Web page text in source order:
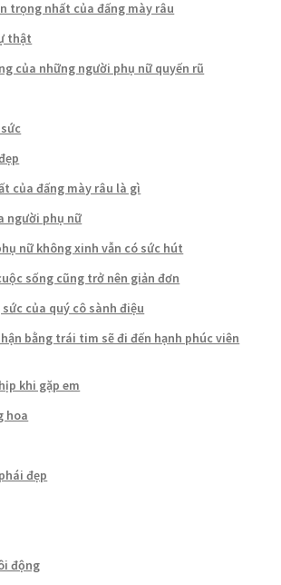
trọng nhất của đấng mày râu
thật
của những người phụ nữ quyến rũ
của đấng mày râu là gì
người phụ nữ
nữ không xinh vẫn có sức hút
sống cũng trở nên giản đơn
của quý cô sành điệu
bằng trái tim sẽ đi đến hạnh phúc viên
khi gặp em
hoa
đẹp
động